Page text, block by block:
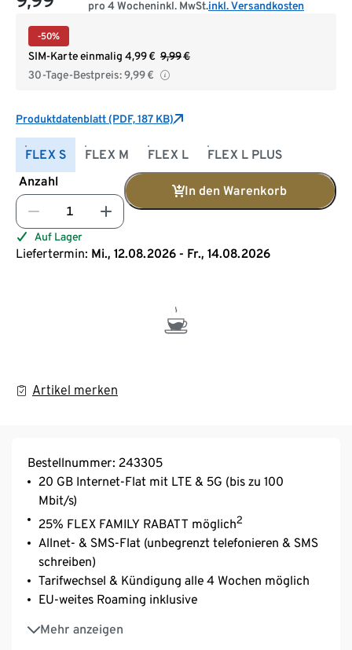
pro 4 Wocheninkl. MwSt.inkl. Versandkosten
-50%
SIM-Karte einmalig 4,99€ 9,99€
30-Tage-Bestpreis:9,99€
Produktdatenblatt (PDF, 187 KB)
FLEX S FLEX M FLEX L
FLEX L PLUS
Anzahl
In den Warenkorb
Auf Lager
Liefertermin: Mi., 12.08.2026 - Fr., 14.08.2026
Artikel merken
Bestellnummer: 243305
20 GB Internet-Flat mit LTE & 5G (bis zu 100
Mbit/s)
25% FLEX FAMILY RABATT möglich2
Allnet- & SMS-Flat (unbegrenzt telefonieren & SMS
schreiben)
Tarifwechsel & Kündigung alle 4 Wochen möglich
EU-weites Roaming inklusive
Mehr anzeigen
Ohne Anschlussgebühr
Smartphone-Tarif inkl. SIM-Karte von Tchibo